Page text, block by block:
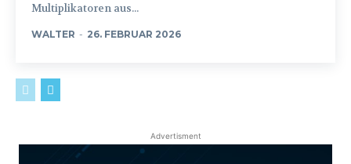
Multiplikatoren aus...
WALTER - 26. FEBRUAR 2026
Advertisment